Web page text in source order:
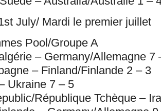
July/ Mardi le premier juillet
Pool/Groupe A
– Germany/Allemagne 7
– Finland/Finlande 2 – 3
Ukraine 7 – 5
République Tchèque –